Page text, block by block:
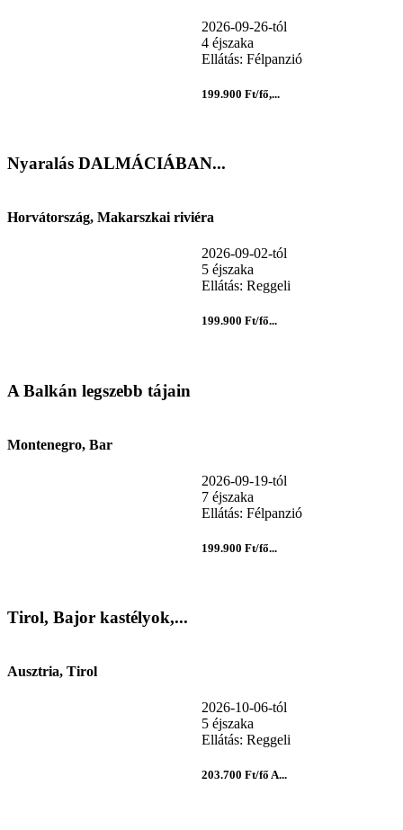
2026-09-26-tól
4 éjszaka
Ellátás: Félpanzió
199.900 Ft/fő,...
Nyaralás DALMÁCIÁBAN...
Horvátország, Makarszkai riviéra
2026-09-02-tól
5 éjszaka
Ellátás: Reggeli
199.900 Ft/fő...
A Balkán legszebb tájain
Montenegro, Bar
2026-09-19-tól
7 éjszaka
Ellátás: Félpanzió
199.900 Ft/fő...
Tirol, Bajor kastélyok,...
Ausztria, Tirol
2026-10-06-tól
5 éjszaka
Ellátás: Reggeli
203.700 Ft/fő A...